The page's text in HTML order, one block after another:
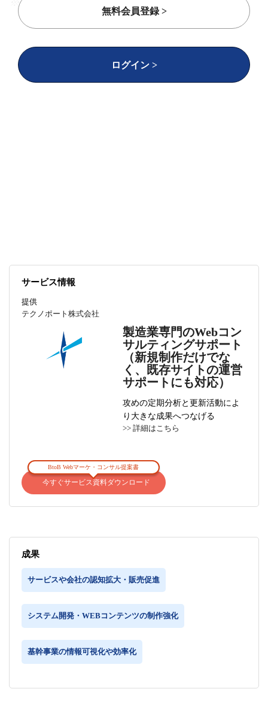
※フィルムデバイスは、樹脂製のフィルムの上に
微細な回路を形成し、センサーなどの電子デバイ
代表例。
無料会員登録 >
ログイン >
サービス情報
提供
テクノポート株式会社
製造業専門のWebコン
サルティングサポート
（新規制作だけでな
く、既存サイトの運営
サポートにも対応）
攻めの定期分析と更新活動によ
り大きな成果へつなげる
>> 詳細はこちら
BtoB Webマーケ・コンサル提案書
今すぐサービス資料ダウンロード
成果
サービスや会社の認知拡大・販売促進
システム開発・WEBコンテンツの制作強化
基幹事業の情報可視化や効率化